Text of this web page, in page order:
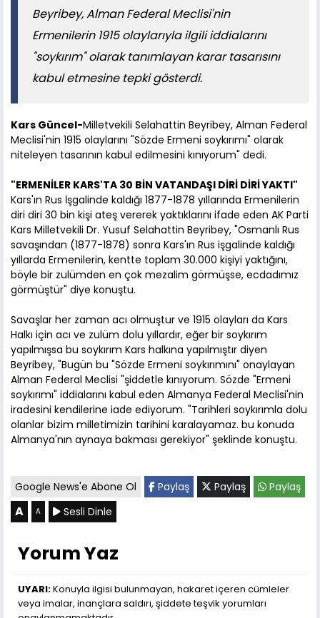
Beyribey, Alman Federal Meclisi'nin
Ermenilerin 1915 olaylarıyla ilgili iddialarını
"soykırım" olarak tanımlayan karar tasarısını
kabul etmesine tepki gösterdi.
Kars Güncel-Milletvekili Selahattin Beyribey, Alman Federal
Meclisi'nin 1915 olaylarını "Sözde Ermeni soykırımı" olarak
niteleyen tasarının kabul edilmesini kınıyorum" dedi.
"ERMENİLER KARS'TA 30 BİN VATANDAŞI DİRİ DİRİ YAKTI"
Kars'ın Rus İşgalinde kaldığı 1877-1878 yıllarında Ermenilerin
diri diri 30 bin kişi ateş vererek yaktıklarını ifade eden AK Parti
Kars Milletvekili Dr. Yusuf Selahattin Beyribey, "Osmanlı Rus
savaşından (1877-1878) sonra Kars'ın Rus işgalinde kaldığı
yıllarda Ermenilerin, kentte toplam 30.000 kişiyi yaktığını,
böyle bir zulümden en çok mezalim görmüşse, ecdadımız
görmüştür" diye konuştu.
Savaşlar her zaman acı olmuştur ve 1915 olayları da Kars
Halkı için acı ve zulüm dolu yıllardır, eğer bir soykırım
yapılmışsa bu soykırım Kars halkına yapılmıştır diyen
Beyribey, "Bugün bu "Sözde Ermeni soykırımını" onaylayan
Alman Federal Meclisi "şiddetle kınıyorum. Sözde "Ermeni
soykırımı" iddialarını kabul eden Almanya Federal Meclisi'nin
iradesini kendilerine iade ediyorum. "Tarihleri soykırımla dolu
olanlar bizim milletimizin tarihini karalayamaz. bu konuda
Almanya'nın aynaya bakması gerekiyor" şeklinde konuştu.
Google News'e Abone Ol Paylaş Paylaş Paylaş
A A Sesli Dinle
Yorum Yaz
UYARI:Konuyla ilgisi bulunmayan, hakaret içeren cümleler
veya imalar, inançlara saldırı, şiddete teşvik yorumları